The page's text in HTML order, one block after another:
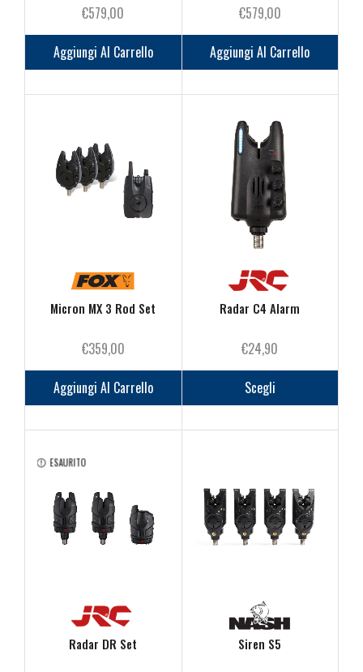
€579,00
Aggiungi Al Carrello
€579,00
Aggiungi Al Carrello
Micron MX 3 Rod Set
€359,00
Aggiungi Al Carrello
Radar C4 Alarm
€24,90
Scegli
Questo
ha
più
ESAURITO
Radar DR Set Siren S5